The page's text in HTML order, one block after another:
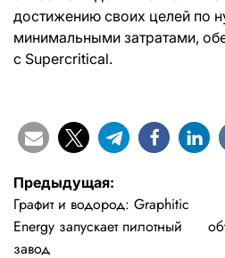
достижению своих целей по
минимальными затратами,
с Supercritical.
Навигация
по
Предыдущая:
Графит и водород: Graphitic
Energy запускает пилотный
завод